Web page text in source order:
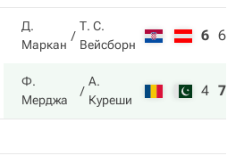
Д.
Маркан
Т. С.
Вейсборн
6 6
Ф.
Мерджа
А.
Куреши
4 7